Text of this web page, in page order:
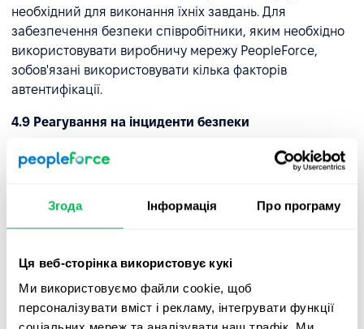
Згода Інформація Про програму
Ця веб-сторінка використовує кукі
Ми використовуємо файли cookie, щоб
персоналізувати вміст і рекламу, інтегрувати функції
необхідний для виконання їхніх завдань. Для
забезпечення безпеки співробітники, яким необхідно
використовувати виробничу мережу PeopleForce,
зобов'язані використовувати кілька факторів
автентифікації.
4.9 Реагування на інциденти безпеки
Ми створили механізм, який дозволяє нашим
технічним фахівцям і співробітникам служби безпеки
співробітники проходять навчання щодо протоколів
реагування на інциденти безпеки, включаючи
проблем.
4.10 Запобігання DDoS-атакам